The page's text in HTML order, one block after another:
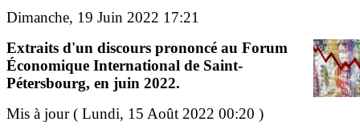
Dimanche, 19 Juin 2022 17:21
Extraits d'un discours prononcé au Forum
Économique International de Saint-
Pétersbourg, en juin 2022.
Mis à jour ( Lundi, 15 Août 2022 00:20 )